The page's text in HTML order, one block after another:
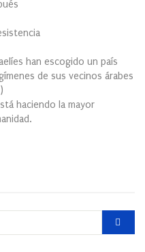
han escogido un país
de sus vecinos árabes
)
haciendo la mayor